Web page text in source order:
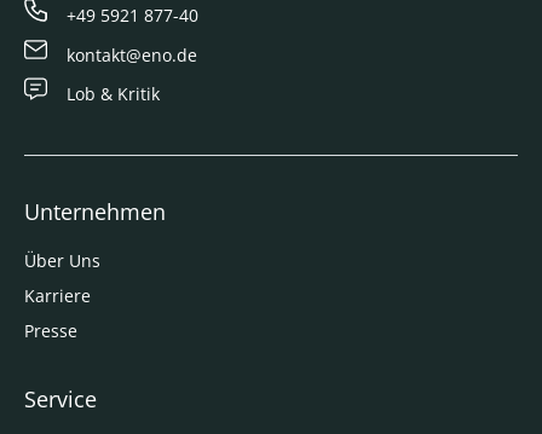
+49 5921 877-40
kontakt@eno.de
Lob & Kritik
Unternehmen
Über Uns
Karriere
Presse
Service